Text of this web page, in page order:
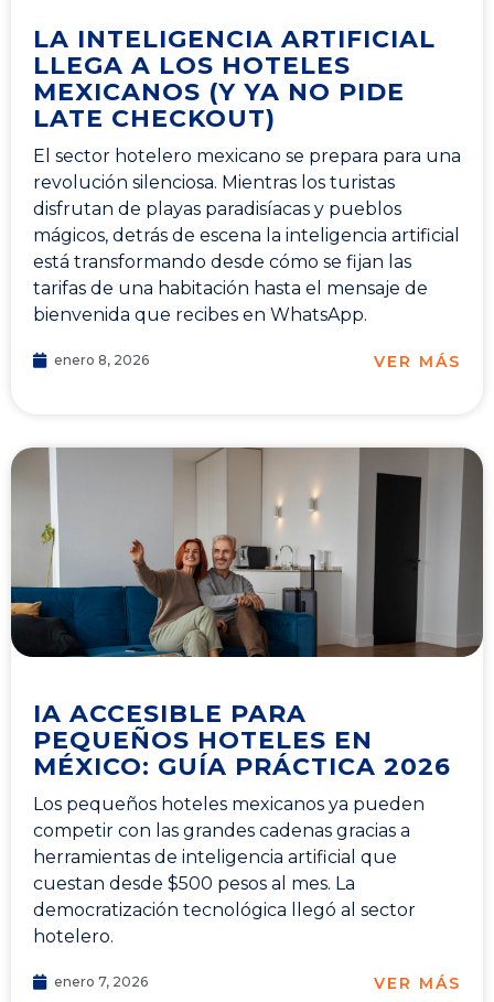
LA INTELIGENCIA ARTIFICIAL
LLEGA A LOS HOTELES
MEXICANOS (Y YA NO PIDE
LATE CHECKOUT)
El sector hotelero mexicano se prepara para una
revolución silenciosa. Mientras los turistas
disfrutan de playas paradisíacas y pueblos
mágicos, detrás de escena la inteligencia artificial
está transformando desde cómo se fijan las
tarifas de una habitación hasta el mensaje de
bienvenida que recibes en WhatsApp.
enero 8, 2026 VER MÁS
IA ACCESIBLE PARA
PEQUEÑOS HOTELES EN
MÉXICO: GUÍA PRÁCTICA 2026
Los pequeños hoteles mexicanos ya pueden
competir con las grandes cadenas gracias a
herramientas de inteligencia artificial que
cuestan desde $500 pesos al mes. La
democratización tecnológica llegó al sector
hotelero.
enero 7, 2026 VER MÁS